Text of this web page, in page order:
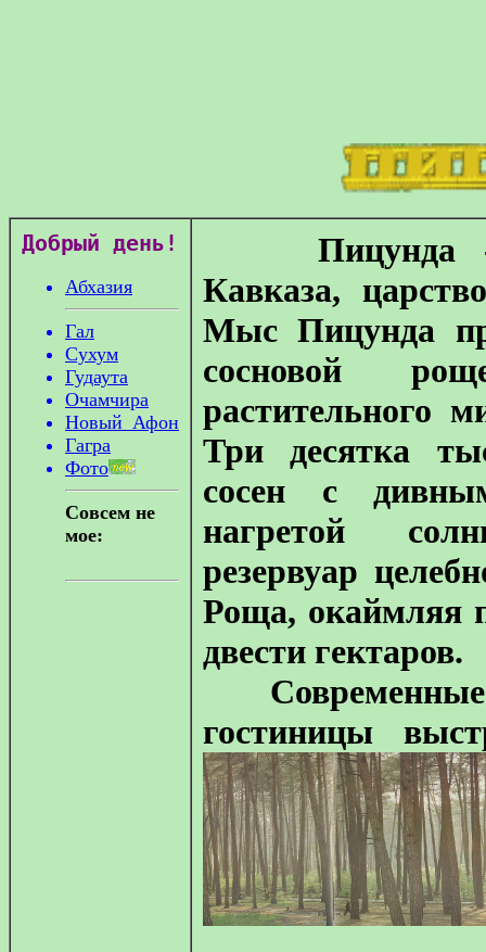
Добрый день!
Абхазия
Гал
Сухум
Гудаута
Очамчира
Новый_Афон
Гагра
Фото
Совсем не
мое:
Пицунда -
Кавказа,
Мыс Пицунда
сосновой
растительного
Три десятка
сосен с
нагретой
резервуар
Роща, окаймляя
двести гектаров.
Современные
гостиницы